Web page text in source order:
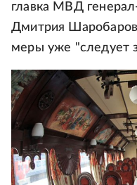
главка МВД
Дмитрия
меры уже "следует